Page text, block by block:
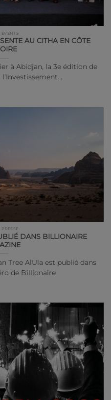
EVENTS
AU CITHA EN CÔTE
à Abidjan, la 3e édition de
PRESSE
DANS BILLIONAIRE
Tree AlUla est publié dans
de Billionaire